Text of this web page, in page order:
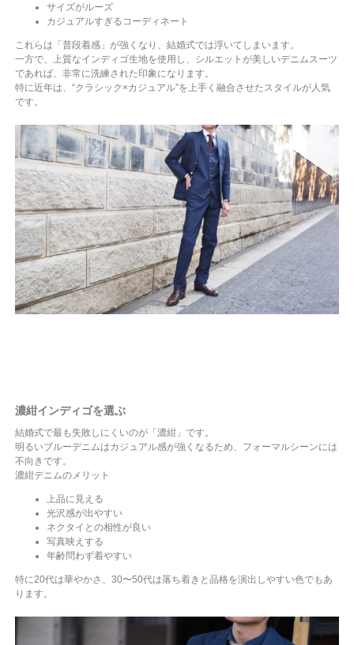
サイズがルーズ
カジュアルすぎるコーディネート
これらは「普段着感」が強くなり、結婚式では浮いてしまいます。
一方で、上質なインディゴ生地を使用し、シルエットが美しいデニムスーツ
であれば、非常に洗練された印象になります。
特に近年は、“クラシック×カジュアル”を上手く融合させたスタイルが人気
です。
濃紺インディゴを選ぶ
結婚式で最も失敗しにくいのが「濃紺」です。
明るいブルーデニムはカジュアル感が強くなるため、フォーマルシーンには
不向きです。
濃紺デニムのメリット
上品に見える
光沢感が出やすい
ネクタイとの相性が良い
写真映えする
年齢問わず着やすい
特に20代は華やかさ、30〜50代は落ち着きと品格を演出しやすい色でもあ
ります。